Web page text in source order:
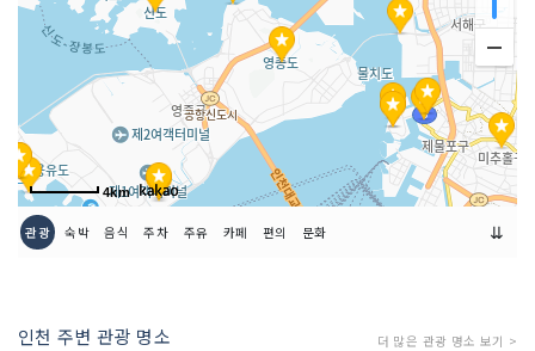
4km
관광 숙박 음식 주차 주유 카페 편의 문화 ⇊
인천 주변 관광 명소 더 많은 관광 명소 보기 >